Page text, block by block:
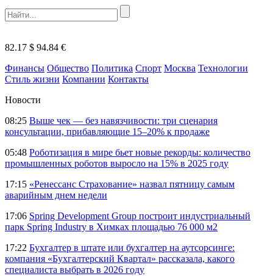
82.17 $ 94.84 €
Финансы Общество Политика Спорт Москва Технологии
Стиль жизни Компании Контакты
Новости
08:25 Выше чек — без навязчивости: три сценария
консультации, прибавляющие 15–20% к продаже
05:48 Роботизация в мире бьет новые рекорды: количество
промышленных роботов выросло на 15% в 2025 году
17:15 «Ренессанс Страхование» назвал пятницу самым
аварийным днем недели
17:06 Spring Development Group построит индустриальный
парк Spring Industry в Химках площадью 76 000 м2
17:22 Бухгалтер в штате или бухгалтер на аутсорсинге:
компания «Бухгалтерский Квартал» рассказала, какого
специалиста выбрать в 2026 году